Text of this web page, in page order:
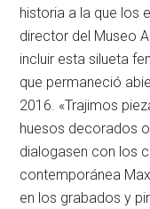
historia a la que los
director del Museo
incluir esta silueta
que permaneció
2016. «Trajimos
huesos decorados
dialogasen con los
contemporánea
en los grabados y